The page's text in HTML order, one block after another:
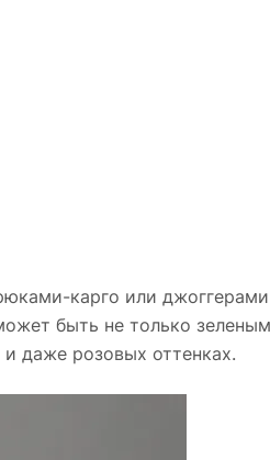
карго или
быть не только
и даже розовых оттенках.